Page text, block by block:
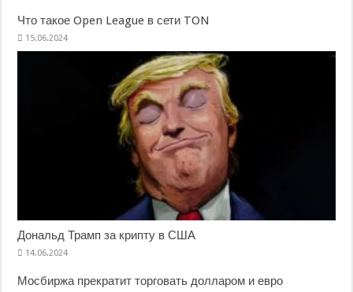
Что такое Open League в сети TON
15.06.2024
Дональд Трамп за крипту в США
14.06.2024
Мосбиржа прекратит торговать долларом и евро